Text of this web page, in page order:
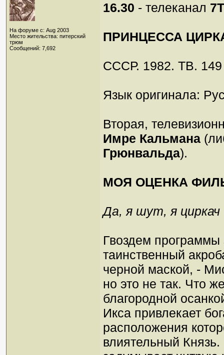
На форуме с: Aug 2003
Место жительства: питерский
трюм
Сообщений: 7,692
16.30 - телеканал
ПРИНЦЕССА
СССР. 1982. ТВ. 149
Язык оригинала:
Вторая,
Имре Кальмана
Грюнвальда).
МОЯ ОЦЕНКА
Да, я шут, я
Гвоздем программы
таинственный
черной маской, -
но это не так. Что
благородной
Икса привлекает
расположения
влиятельный Князь.